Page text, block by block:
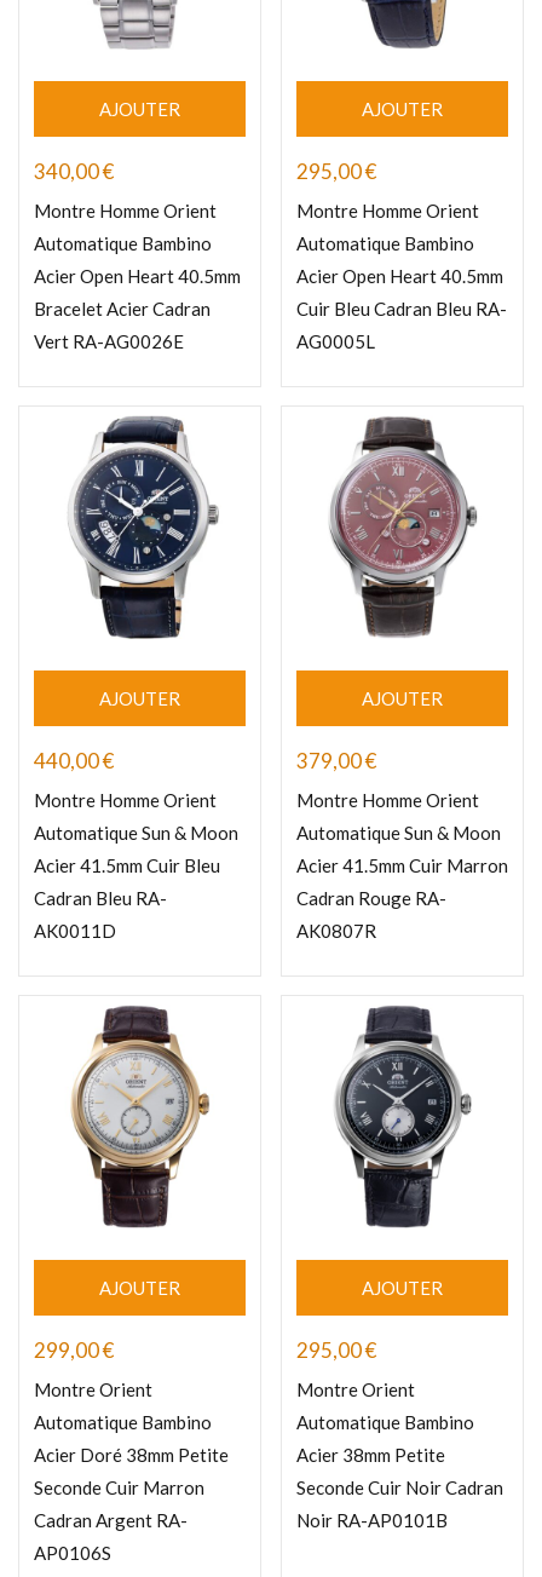
AJOUTER
340,00€
Montre Homme Orient
Automatique Bambino
Acier Open Heart 40.5mm
Bracelet Acier Cadran
Vert RA-AG0026E
AJOUTER
295,00€
Montre Homme Orient
Automatique Bambino
Acier Open Heart 40.5mm
Cuir Bleu Cadran Bleu RA-
AG0005L
AJOUTER
440,00€
Montre Homme Orient
Automatique Sun & Moon
Acier 41.5mm Cuir Bleu
Cadran Bleu RA-
AK0011D
AJOUTER
379,00€
Montre Homme Orient
Automatique Sun & Moon
Acier 41.5mm Cuir Marron
Cadran Rouge RA-
AK0807R
AJOUTER
299,00€
Montre Orient
Automatique Bambino
Acier Doré 38mm Petite
Seconde Cuir Marron
Cadran Argent RA-
AP0106S
AJOUTER
295,00€
Montre Orient
Automatique Bambino
Acier 38mm Petite
Seconde Cuir Noir Cadran
Noir RA-AP0101B